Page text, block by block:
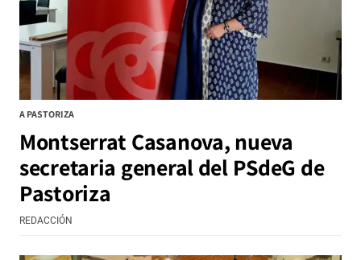
A PASTORIZA
Montserrat Casanova, nueva
secretaria general del PSdeG de
Pastoriza
REDACCIÓN